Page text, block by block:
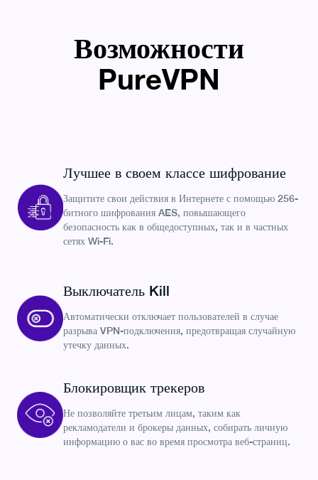
Возможности
PureVPN
Лучшее в своем классе шифрование
Защитите свои действия в Интернете с помощью 256-
битного шифрования AES, повышающего
безопасность как в общедоступных, так и в частных
сетях Wi-Fi.
Выключатель Kill
Автоматически отключает пользователей в случае
разрыва VPN-подключения, предотвращая случайную
утечку данных.
Блокировщик трекеров
Не позволяйте третьим лицам, таким как
рекламодатели и брокеры данных, собирать личную
информацию о вас во время просмотра веб-страниц.